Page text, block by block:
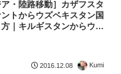
ア・陸路移動］カザフスタ
トからウズベキスタン国
｜キルギスタンからウズ
2016.12.08 Kumi